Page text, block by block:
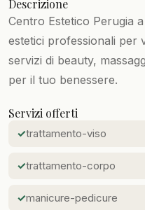
Descrizione
Centro Estetico Perugia
estetici professionali per
servizi di beauty,
per il tuo benessere.
Servizi offerti
trattamento-viso
trattamento-corpo
manicure-pedicure